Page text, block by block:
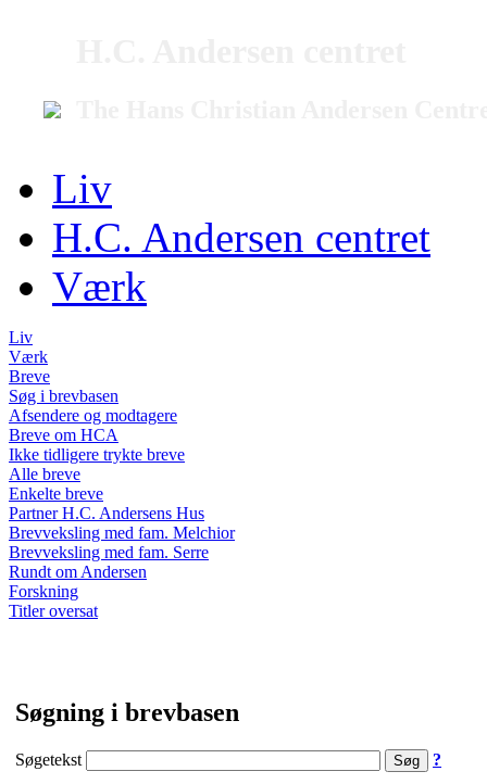
Liv
H.C. Andersen centret
Værk
Liv
Værk
Breve
Søg i brevbasen
Afsendere og modtagere
Breve om HCA
Ikke tidligere trykte breve
Alle breve
Enkelte breve
Partner H.C. Andersens Hus
Brevveksling med fam. Melchior
Brevveksling med fam. Serre
Rundt om Andersen
Forskning
Titler oversat
Søgning i brevbasen
Søgetekst ?